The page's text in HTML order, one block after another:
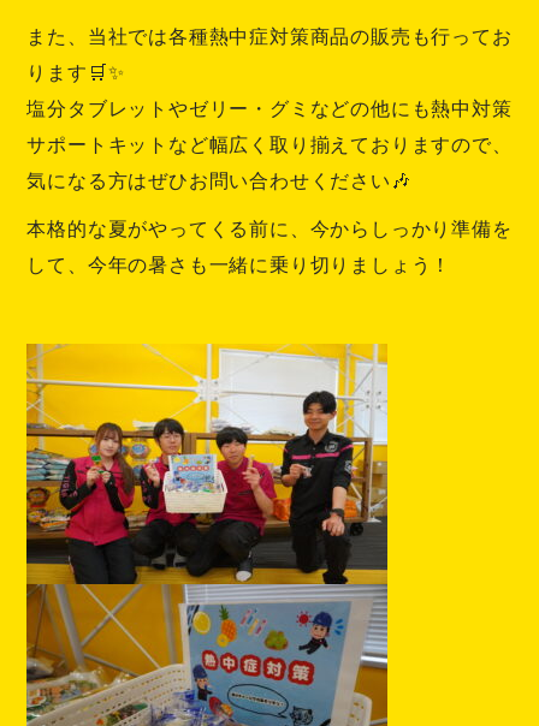
また、当社では各種熱中症対策商品の販売も行ってお
ります🛒✨
塩分タブレットやゼリー・グミなどの他にも熱中対策
サポートキットなど幅広く取り揃えておりますので、
気になる方はぜひお問い合わせください🎶
本格的な夏がやってくる前に、今からしっかり準備を
して、今年の暑さも一緒に乗り切りましょう！